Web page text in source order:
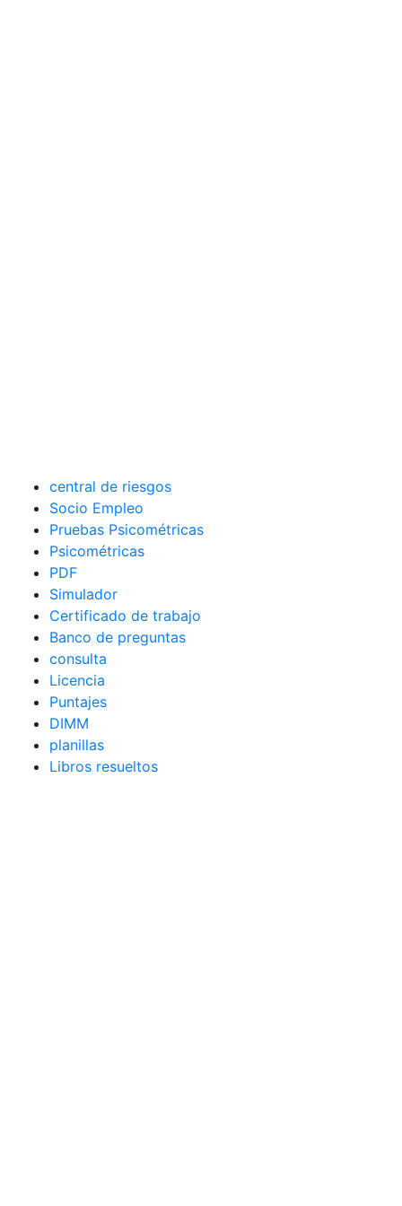
central de riesgos
Socio Empleo
Pruebas Psicométricas
Psicométricas
PDF
Simulador
Certificado de trabajo
Banco de preguntas
consulta
Licencia
Puntajes
DIMM
planillas
Libros resueltos